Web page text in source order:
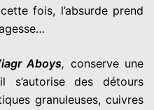
fois, l’absurde prend
Aboys, conserve une
des détours
granuleuses, cuivres